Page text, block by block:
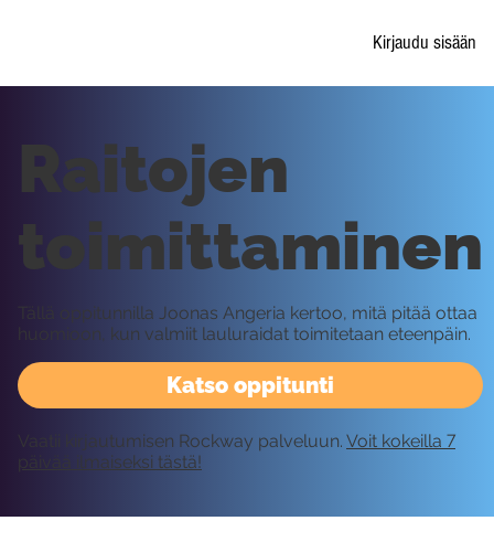
Kirjaudu sisään
Katso oppitunti
Raitojen
toimittaminen
Tällä oppitunnilla Joonas Angeria kertoo, mitä pitää ottaa
huomioon, kun valmiit lauluraidat toimitetaan eteenpäin.
Vaatii kirjautumisen Rockway palveluun. Voit kokeilla 7
päivää ilmaiseksi tästä!